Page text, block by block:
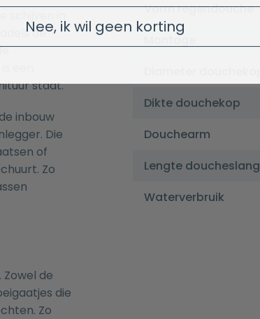
in
de
een
staat.
inbouw
Die
of
Zo
de
die
Zo
Vorm regendouche
Montage
Dikte douchekop
Douchearm
Lengte doucheslang
Waterverbruik
Nee, ik wil geen korting